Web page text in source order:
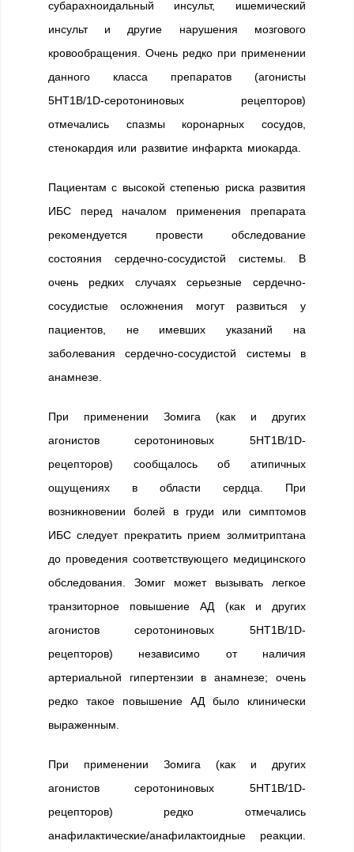
субарахноидальный инсульт, ишемический
инсульт и другие нарушения мозгового
кровообращения. Очень редко при применении
данного класса препаратов (агонисты
5НТ1B/1D-серотониновых рецепторов)
отмечались спазмы коронарных сосудов,
стенокардия или развитие инфаркта миокарда.
Пациентам с высокой степенью риска развития
ИБС перед началом применения препарата
рекомендуется провести обследование
состояния сердечно-сосудистой системы. В
очень редких случаях серьезные сердечно-
сосудистые осложнения могут развиться у
пациентов, не имевших указаний на
заболевания сердечно-сосудистой системы в
анамнезе.
При применении Зомига (как и других
агонистов серотониновых 5НТ1B/1D-
рецепторов) сообщалось об атипичных
ощущениях в области сердца. При
возникновении болей в груди или симптомов
ИБС следует прекратить прием золмитриптана
до проведения соответствующего медицинского
обследования. Зомиг может вызывать легкое
транзиторное повышение АД (как и других
агонистов серотониновых 5НТ1B/1D-
рецепторов) независимо от наличия
артериальной гипертензии в анамнезе; очень
редко такое повышение АД было клинически
выраженным.
При применении Зомига (как и других
агонистов серотониновых 5НТ1B/1D-
рецепторов) редко отмечались
анафилактические/анафилактоидные реакции.